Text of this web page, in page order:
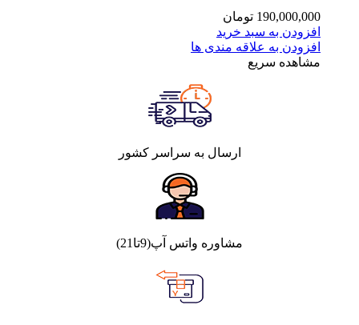
190,000,000 تومان
افزودن به سبد خرید
افزودن به علاقه مندی ها
مشاهده سریع
ارسال به سراسر کشور
مشاوره واتس آپ(9تا21)